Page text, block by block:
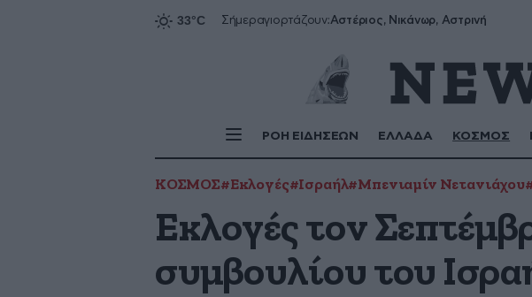
Σήμεραγιορτάζουν:Αστέριος, Νικάνωρ, Αστρινή
ΡΟΗ ΕΙΔΗΣΕΩΝ ΕΛΛΑΔΑ ΚΟΣΜΟΣ
ΚΟΣΜΟΣ#Εκλογές#Ισραήλ#Μπενιαμίν Νετανιάχου
Εκλογές τον
συμβουλίου του